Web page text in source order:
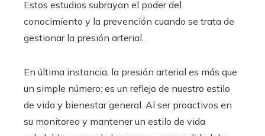
Estos estudios subrayan el poder del
conocimiento y la prevención cuando se trata de
gestionar la presión arterial.
En última instancia, la presión arterial es más que
un simple número; es un reflejo de nuestro estilo
de vida y bienestar general. Al ser proactivos en
su monitoreo y mantener un estilo de vida